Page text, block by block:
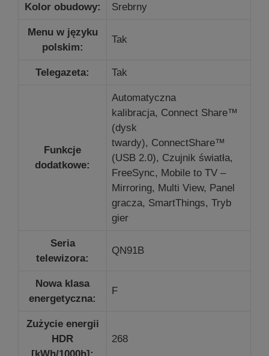
Kolor obudowy: Srebrny
Menu w języku
polskim:
Tak
Telegazeta: Tak
Funkcje
dodatkowe:
Automatyczna
kalibracja, Connect Share™
(dysk
twardy), ConnectShare™
(USB 2.0), Czujnik światła,
FreeSync, Mobile to TV –
Mirroring, Multi View, Panel
gracza, SmartThings, Tryb
gier
Seria
telewizora:
QN91B
Nowa klasa
energetyczna:
F
Zużycie energii
HDR
268